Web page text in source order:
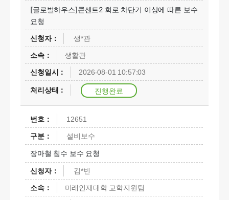
[글로벌하우스]콘센트2 회로 차단기 이상에 따른 보수
요청
생*관
생활관
2026-08-01 10:57:03
진행완료
12651
설비보수
장마철 침수 보수 요청
김*빈
미래인재대학 교학지원팀